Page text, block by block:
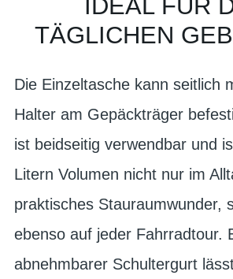
IDEAL FÜR
TÄGLICHEN
Die Einzeltasche kann seitlich
Halter am Gepäckträger
ist beidseitig verwendbar und
Litern Volumen nicht nur im
praktisches Stauraumwunder,
ebenso auf jeder Fahrradtour.
abnehmbarer Schultergurt